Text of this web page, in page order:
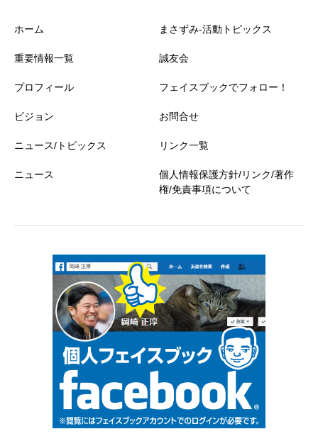
ホーム
重要情報一覧
プロフィール
ビジョン
ニュース/トピックス
ニュース
まさずみ-活動トピックス
誠友会
フェイスブックでフォロー！
お問合せ
リンク一覧
個人情報保護方針/リンク/著作
権/免責事項について